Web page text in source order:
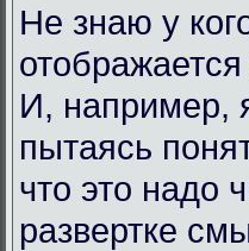
Не знаю у
И, например,
пытаясь
что это надо
развертке